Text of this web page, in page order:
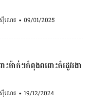
ស៊ីណេត • 09/01/2025
ោះម៉ាក់ៗកំពុងពពោះចំរដូវរងា
ស៊ីណេត • 19/12/2024